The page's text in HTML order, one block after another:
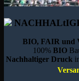
BIO, FAIR und
100%BIO
Nachhaltiger Druck